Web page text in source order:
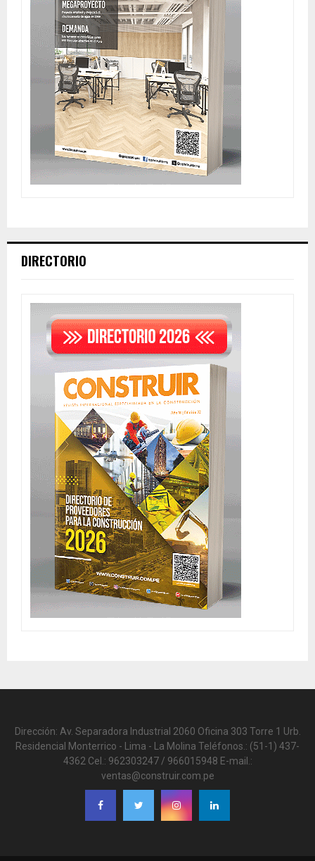
DIRECTORIO
Dirección: Av. Separadora Industrial 2060 Oficina 303 Torre 1 Urb.
Residencial Monterrico - Lima - La Molina Teléfonos.: (51-1) 437-
4362 Cel.: 962303247 / 966015948 E-mail.:
ventas@construir.com.pe